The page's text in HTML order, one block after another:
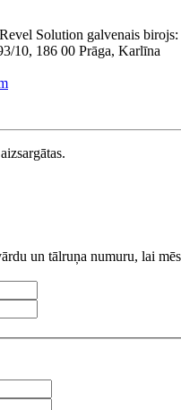
Solution galvenais birojs:
10, 186 00 Prāga, Karlīna
un tālruņa numuru, lai